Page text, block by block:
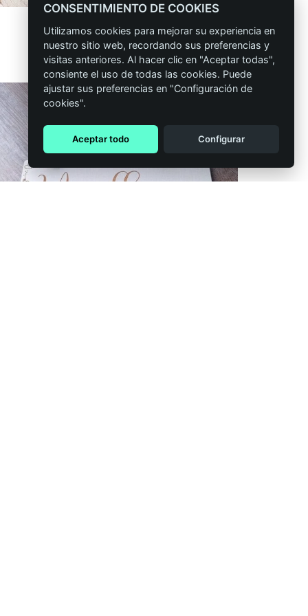
8,90
IVA incluido
CONSENTIMIENTO DE COOKIES
Utilizamos cookies para mejorar su experiencia en
nuestro sitio web, recordando sus preferencias y
visitas anteriores. Al hacer clic en "Aceptar todas",
consiente el uso de todas las cookies. Puede
ajustar sus preferencias en "Configuración de
cookies".
Aceptar todo Configurar